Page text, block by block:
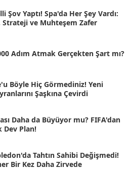
Şov Yaptı! Spa'da Her Şey Vardı:
Strateji ve Muhteşem Zafer
Adım Atmak Gerçekten Şart mı?
Böyle Hiç Görmediniz! Yeni
Şaşkına Çevirdi
Daha da Büyüyor mu? FIFA'dan
Dev Plan!
Tahtın Sahibi Değişmedi!
Bir Kez Daha Zirvede